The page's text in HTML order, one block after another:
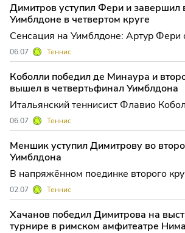
Димитров уступил Фери и завершил
Уимблдоне в четвертом круге
Сенсация на Уимблдоне: Артур Фери
Григора Димитрова и впервые вышел в
четвертьфинал «Большого шлема» Лондонские корты
вновь стали ареной для громкой
британец Артур Фери, получивший
волевую п
06.07 Теннис
Коболли победил де Минаура и
вышел в четвертьфинал Уимблдона
Итальянский теннисист Флавио
впечатлять на травяных кортах
ракетка мира уверенно вышел в
Уимблдона, вновь подтвердив свой
самых стабильных игроков
Коболли это уж
06.07 Теннис
Меншик уступил Димитрову во
Уимблдона
В напряжённом поединке второго
чешский теннисист Якуб Меншик не
сопротивление опытного болгарина
Димитрова, уступив в четырёх сетах.
стала настоящим испытанием для
02.07 Теннис
Хачанов победил Димитрова на
турнире в римском амфитеатре Нима